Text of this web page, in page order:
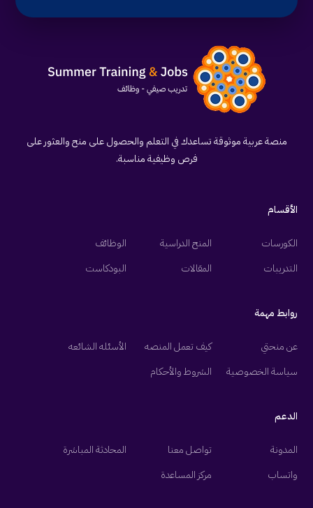
منصة عربية موثوقة تساعدك في التعلم والحصول على منح والعثور على
فرص وظيفية مناسبة.
الأقسام
الكورسات المنح الدراسية
الوظائف
التدريبات
المقالات البودكاست
روابط مهمة
عن منحتي كيف تعمل المنصه
الأسئله الشائعه
سياسة الخصوصية
الشروط والأحكام
الدعم
المدونة تواصل معنا
المحادثة المباشرة
واتساب
مركز المساعدة